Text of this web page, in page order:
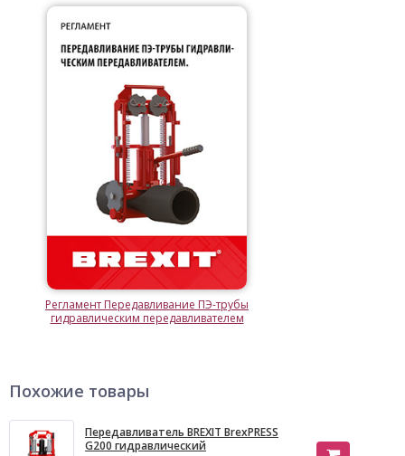
Регламент Передавливание ПЭ-трубы
гидравлическим передавливателем
Похожие товары
Передавливатель BREXIT BrexPRESS
G200 гидравлический